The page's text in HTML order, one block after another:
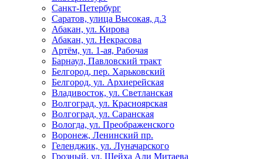
Санкт-Петербург
Саратов, улица Высокая, д.3
Абакан, ул. Кирова
Абакан, ул. Некрасова
Артём, ул. 1-ая, Рабочая
Барнаул, Павловский тракт
Белгород, пер. Харьковский
Белгород, ул. Архиерейская
Владивосток, ул. Светланская
Волгоград, ул. Красноярская
Волгоград, ул. Саранская
Вологда, ул. Преображенского
Воронеж, Ленинский пр.
Геленджик, ул. Луначарского
Грозный, ул. Шейха Али Митаева